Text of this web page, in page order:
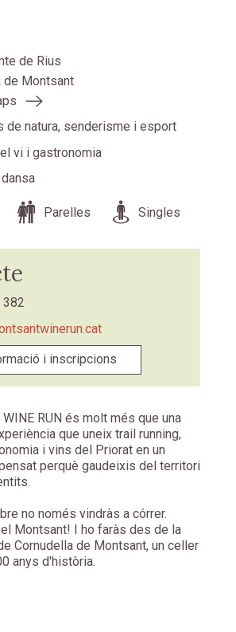
de Rius
de Montsant
de natura, senderisme i esport
vi i gastronomia
Parelles Singles
382
i inscripcions
WINE RUN és molt més que una
que uneix trail running,
i vins del Priorat en un
perquè gaudeixis del territori
no només vindràs a córrer.
Montsant! I ho faràs des de la
Cornudella de Montsant, un celler
anys d'història.